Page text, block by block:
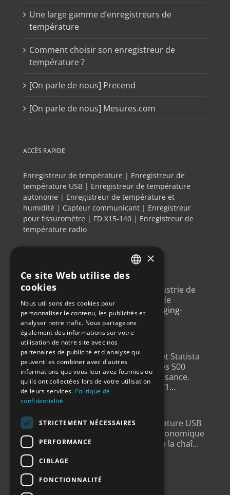
Une large gamme d’enregistreurs de
température
Comment choisir son enregistreur de
température ?
[On parle de nous] Precend
[On parle de nous] Mesures.com
ACCÈS RAPIDE
Enregistreur de température | Enregistreur de
température USB | Enregistreur de température
autonome | Enregistreur de température et
humidité | Capteur communicant | Enregistreur
pour fissuromètre | FD X15-140 | Enregistreur de
température radio
Un article sur l'
dans l'industrie de
l'emballage, avec un exemple de
déploiement @Newsteo packaging-
gateway.com/features/how-i…
4 ans ago
Un grand merci à@LesEchos
et Statista
qui ont classé Newsteo dans les 500
Champions français de la croissance.
Un…twitter.com/i/web/status/1…
4 ans ago
New : Enregistreur de Température USB
Tempmate S2. Une solution économique
et fiable pour la supervision de la chaî…
5 ans ago
GERMAN
SPANISH
×
Ce site Web utilise des
cookies
Nous utilisons des cookies pour
personnaliser le contenu, les publicités et
analyser notre trafic. Nous partageons
également des informations sur votre
utilisation de notre site avec nos
partenaires de publicité et d'analyse qui
peuvent les combiner avec d'autres
informations que vous leur avez fournies ou
qu'ils ont collectées lors de votre utilisation
de leurs services. Politique de
confidentialité
STRICTEMENT NÉCESSAIRES
PERFORMANCE
CIBLAGE
FONCTIONNALITÉ